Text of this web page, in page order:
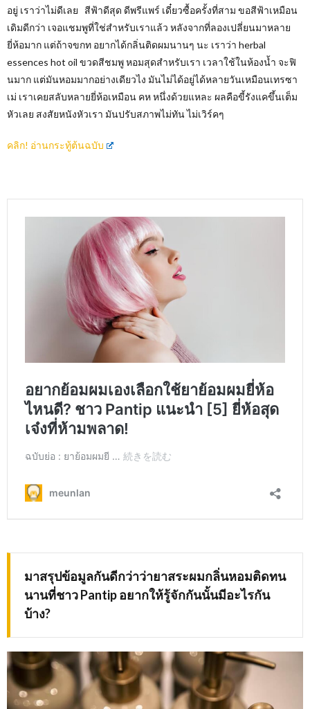
อยู่ เราว่าไม่ดีเลย สีฟ้าดีสุด ดีพรีแพร์ เดี๋ยวซื้อครั้งที่สาม ขอสีฟ้าเหมือน
เดิมดีกว่า เจอแชมพูที่ใช่สำหรับเราแล้ว หลังจากที่ลองเปลี่ยนมาหลาย
ยี่ห้อมาก แต่ถ้าจขกท อยากได้กลิ่นติดผมนานๆ นะ เราว่า herbal
essences hot oil ขวดสีชมพู หอมสุดสำหรับเรา เวลาใช้ในห้องน้ำ จะฟิ
นมาก แต่มันหอมมากอย่างเดียวไง มันไม่ได้อยู่ได้หลายวันเหมือนเทรซา
เม่ เราเคยสลับหลายยี่ห้อเหมือน คห หนึ่งด้วยแหละ ผลคือขี้รังแคขึ้นเต็ม
หัวเลย สงสัยหนังหัวเรา มันปรับสภาพไม่ทัน ไม่เวิร์คๆ
คลิก! อ่านกระทู้ต้นฉบับ
มาสรุปข้อมูลกันดีกว่าว่ายาสระผมกลิ่นหอมติดทน
นานที่ชาวPantip อยากให้รู้จักกันนั้นมีอะไรกัน
บ้าง?